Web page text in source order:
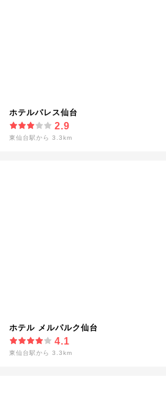
ホテルパレス仙台
2.9
東仙台駅から 3.3km
ホテル メルパルク仙台
4.1
東仙台駅から 3.3km